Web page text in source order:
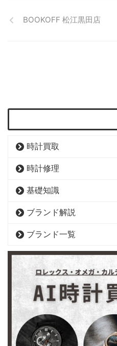
BOOKOFF 松江黒田店
時計買取
時計修理
基礎知識
ブランド解説
ブランド一覧